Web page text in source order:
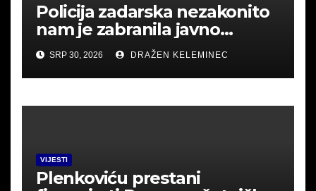
Policija zadarska nezakonito
nam je zabranila javno
okupljanje u Srbu i mislila
uhititi .Poslušajte
SRP 30, 2026 DRAŽEN KELEMINEC
VIJESTI
Plenkoviću prestani